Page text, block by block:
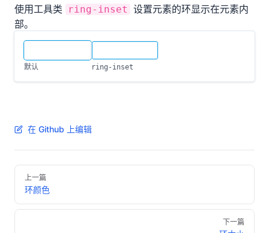
使用工具类 ring-inset 设置元素的环显示在元素内
部。
默认 ring-inset
在 Github 上编辑
上一篇
环颜色
下一篇